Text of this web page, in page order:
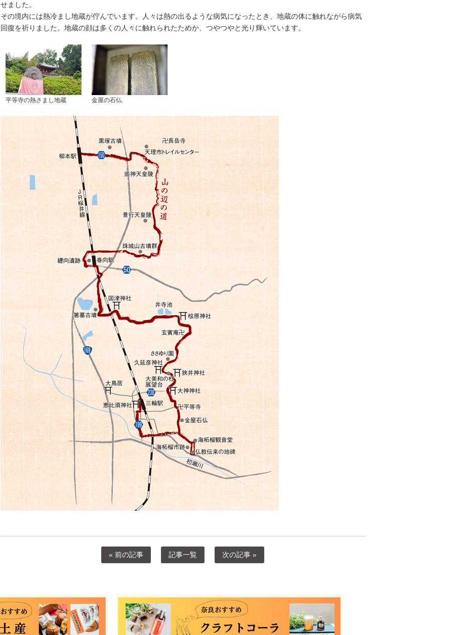
せました。
その境内には熱冷まし地蔵が佇んでいます。人々は熱の出るような病気になったとき、地蔵の体に触れながら病気
回復を祈りました。地蔵の顔は多くの人々に触れられたためか、つやつやと光り輝いています。
平等寺の熱さまし地蔵 金屋の石仏
« 前の記事 記事一覧 次の記事 »